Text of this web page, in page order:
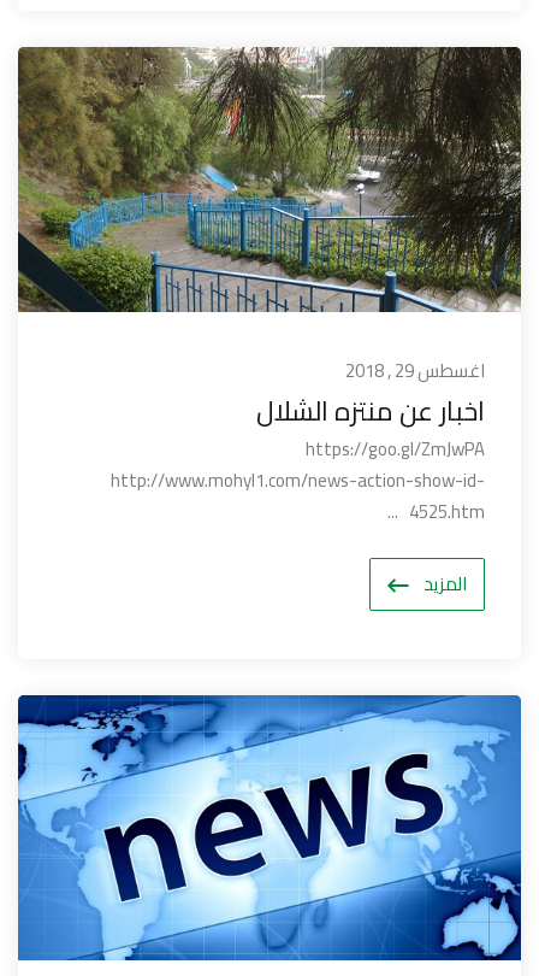
اغسطس 29 , 2018
اخبار عن منتزه الشلال
https://goo.gl/ZmJwPA
http://www.mohyl1.com/news-action-show-id-
4525.htm ...
المزيد